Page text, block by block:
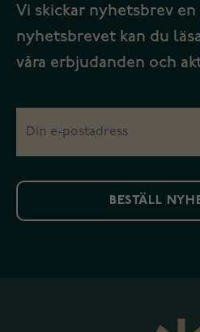
Vi skickar nyhetsbrev en
nyhetsbrevet kan du
våra erbjudanden och
BESTÄLL